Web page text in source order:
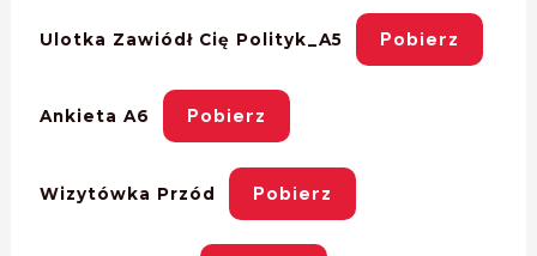
Ulotka Zawiódł Cię Polityk_A5 Pobierz
Ankieta A6 Pobierz
Wizytówka Przód Pobierz